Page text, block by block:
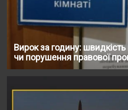
Вирок за годину:
чи порушення правової